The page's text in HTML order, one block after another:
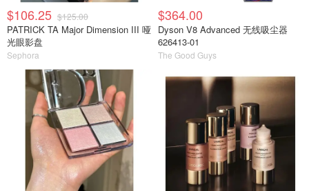
$106.25 $125.00
PATRICK TA Major Dimension III 哑
光眼影盘
Sephora
$364.00
Dyson V8 Advanced 无线吸尘器
626413-01
The Good Guys